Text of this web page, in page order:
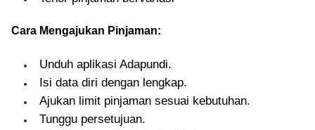
Cara Mengajukan Pinjaman:
Unduh aplikasi Adapundi.
Isi data diri dengan lengkap.
Ajukan limit pinjaman sesuai kebutuhan.
Tunggu persetujuan.